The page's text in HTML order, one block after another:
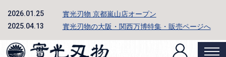
2026.01.25 實光刃物 京都嵐山店オープン
2025.04.13 實光刃物の大阪・関西万博特集・販売ページへ